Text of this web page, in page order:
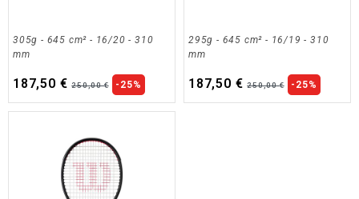
305g - 645 cm² - 16/20 - 310
mm
187,50 € 250,00 € -25%
295g - 645 cm² - 16/19 - 310
mm
187,50 € 250,00 € -25%